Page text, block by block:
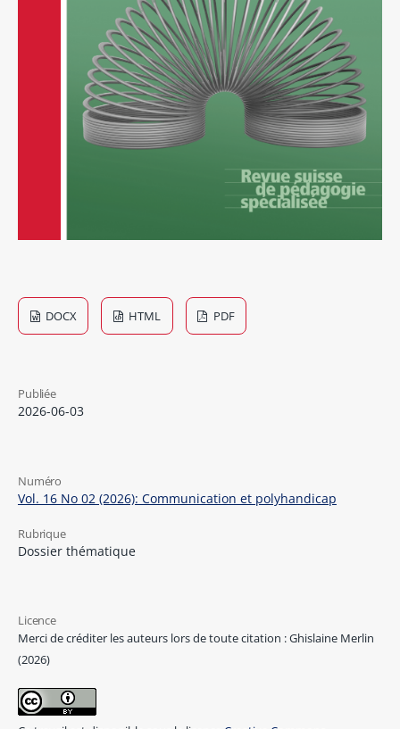
DOCX HTML PDF
Publiée
2026-06-03
Numéro
Vol. 16 No 02 (2026): Communication et polyhandicap
Rubrique
Dossier thématique
Licence
Merci de créditer les auteurs lors de toute citation : Ghislaine Merlin
(2026)